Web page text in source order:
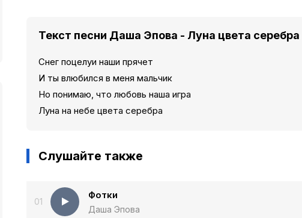
Текст песни Даша Эпова - Луна цвета серебра
Снег поцелуи наши прячет
И ты влюбился в меня мальчик
Но понимаю, что любовь наша игра
Луна на небе цвета серебра
Слушайте также
01
Фотки
Даша Эпова